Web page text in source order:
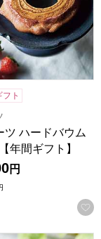
録する
ト
ツ ハードバウム
年間ギフト】
円